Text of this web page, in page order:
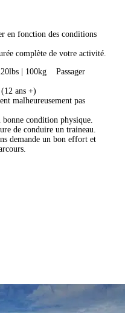
en fonction des conditions
complète de votre activité.
| 100kg Passager
ans +)
malheureusement pas
condition physique.
de conduire un traineau.
demande un bon effort et